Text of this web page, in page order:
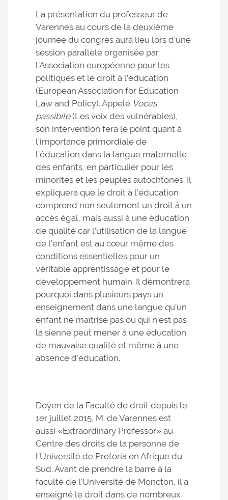
La présentation du professeur de
Varennes au cours de la deuxième
journée du congrès aura lieu lors d’une
session parallèle organisée par
l’Association européenne pour les
politiques et le droit à l’éducation
(European Association for Education
Law and Policy). Appelé Voces
passibile(Les voix des vulnérables),
son intervention fera le point quant à
l’importance primordiale de
l’éducation dans la langue maternelle
des enfants, en particulier pour les
minorités et les peuples autochtones. Il
expliquera que le droit à l’éducation
comprend non seulement un droit à un
accès égal, mais aussi à une éducation
de qualité car l’utilisation de la langue
de l’enfant est au cœur même des
conditions essentielles pour un
véritable apprentissage et pour le
développement humain. Il démontrera
pourquoi dans plusieurs pays un
enseignement dans une langue qu’un
enfant ne maîtrise pas ou qui n’est pas
la sienne peut mener à une éducation
de mauvaise qualité et même à une
absence d'éducation.
Doyen de la Faculté de droit depuis le
1er juillet 2015, M. de Varennes est
aussi «Extraordinary Professor» au
Centre des droits de la personne de
l’Université de Pretoria en Afrique du
Sud. Avant de prendre la barre à la
faculté de l’Université de Moncton, il a
enseigné le droit dans de nombreux